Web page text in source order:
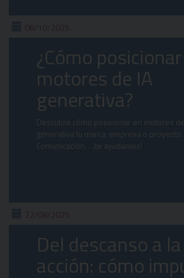
08/10/2025
¿Cómo
motores de IA
generativa?
Descubre cómo posicionar en motores
generativa tu marca, empresa o proyecto.
Comunicación… ¡te ayudamos!
22/08/2025
Del descanso a la
acción: cómo